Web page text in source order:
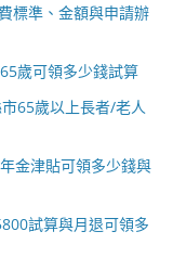
標準、金額與申請辦
歲可領多少錢試算
65歲以上長者/老人
金津貼可領多少錢與
試算與月退可領多